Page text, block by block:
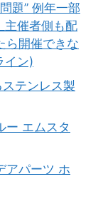
題” 例年一部
主催者側も配
ら開催できな
イン)
テンレス製
ー エムスタ
アパーツ ホ